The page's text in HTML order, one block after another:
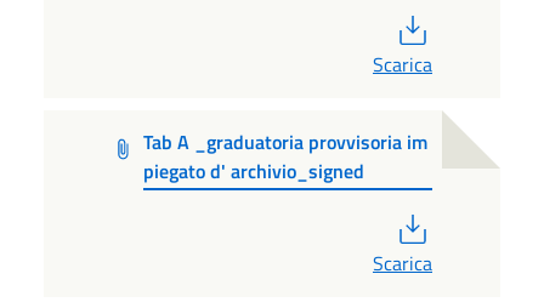
Scarica
Tab A _graduatoria provvisoria im
piegato d' archivio_signed
Scarica